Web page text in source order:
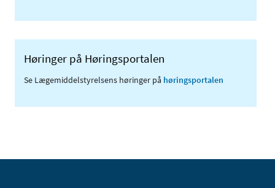
Høringer på Høringsportalen
Se Lægemiddelstyrelsens høringer på høringsportalen